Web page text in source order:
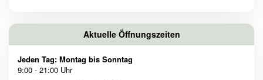
Aktuelle Öffnungszeiten
Jeden Tag: Montag bis Sonntag
9:00 - 21:00 Uhr